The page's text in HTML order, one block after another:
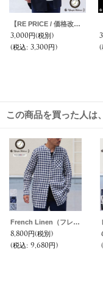
Riding High / WAFFLE TURTLE NECK【MADE IN JAPAN】『日本製』
円(税別)
込:8,360円)
(税込
この商品を買った人は
French Linen（フレンチリネン）ルーズFIT バンドカラー 長袖シャツ【MADE IN JAPAN】『日本製』/ Upscape Audience
8,800円(税別)
(税込: 9,680円)